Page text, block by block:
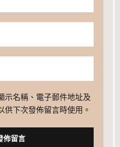
示名稱、電子郵件地址及
供下次發佈留言時使用。